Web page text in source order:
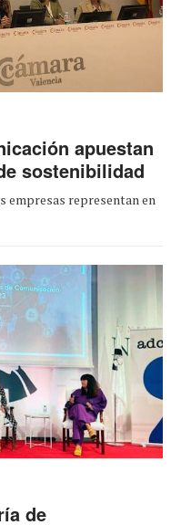
apuestan
sostenibilidad
empresas representan en
de